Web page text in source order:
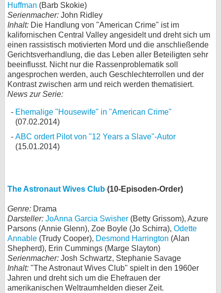
Huffman (Barb Skokie)
Serienmacher: John Ridley
Inhalt: Die Handlung von "American Crime" ist im
kalifornischen Central Valley angesidelt und dreht sich um
einen rassistisch motivierten Mord und die anschließende
Gerichtsverhandlung, die das Leben aller Beteiligten sehr
beeinflusst. Nicht nur die Rassenproblematik soll
angesprochen werden, auch Geschlechterrollen und der
Kontrast zwischen arm und reich werden thematisiert.
News zur Serie:
Ehemalige "Housewife" in "American Crime"
(07.02.2014)
ABC ordert Pilot von "12 Years a Slave"-Autor
(15.01.2014)
The Astronaut Wives Club (10-Episoden-Order)
Genre: Drama
Darsteller: JoAnna Garcia Swisher (Betty Grissom), Azure
Parsons (Annie Glenn), Zoe Boyle (Jo Schirra), Odette
Annable (Trudy Cooper), Desmond Harrington (Alan
Shepherd), Erin Cummings (Marge Slayton)
Serienmacher: Josh Schwartz, Stephanie Savage
Inhalt: "The Astronaut Wives Club" spielt in den 1960er
Jahren und dreht sich um die Ehefrauen der
amerikanischen Weltraumhelden dieser Zeit.